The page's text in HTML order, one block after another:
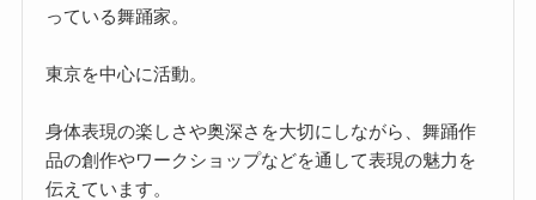
っている舞踊家。
東京を中心に活動。
身体表現の楽しさや奥深さを大切にしながら、舞踊作
品の創作やワークショップなどを通して表現の魅力を
伝えています。